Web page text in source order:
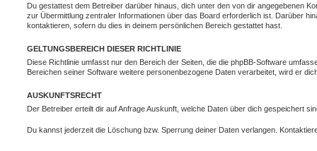
Du gestattest dem Betreiber darüber hinaus, dich unter den von dir angegebenen
zur Übermittlung zentraler Informationen über das Board erforderlich ist. Darüber
kontaktieren, sofern du dies in deinem persönlichen Bereich gestattet hast.
GELTUNGSBEREICH DIESER RICHTLINIE
Diese Richtlinie umfasst nur den Bereich der Seiten, die die phpBB-Software
Bereichen seiner Software weitere personenbezogene Daten verarbeitet, wird er
AUSKUNFTSRECHT
Der Betreiber erteilt dir auf Anfrage Auskunft, welche Daten über dich gespeichert
Du kannst jederzeit die Löschung bzw. Sperrung deiner Daten verlangen.